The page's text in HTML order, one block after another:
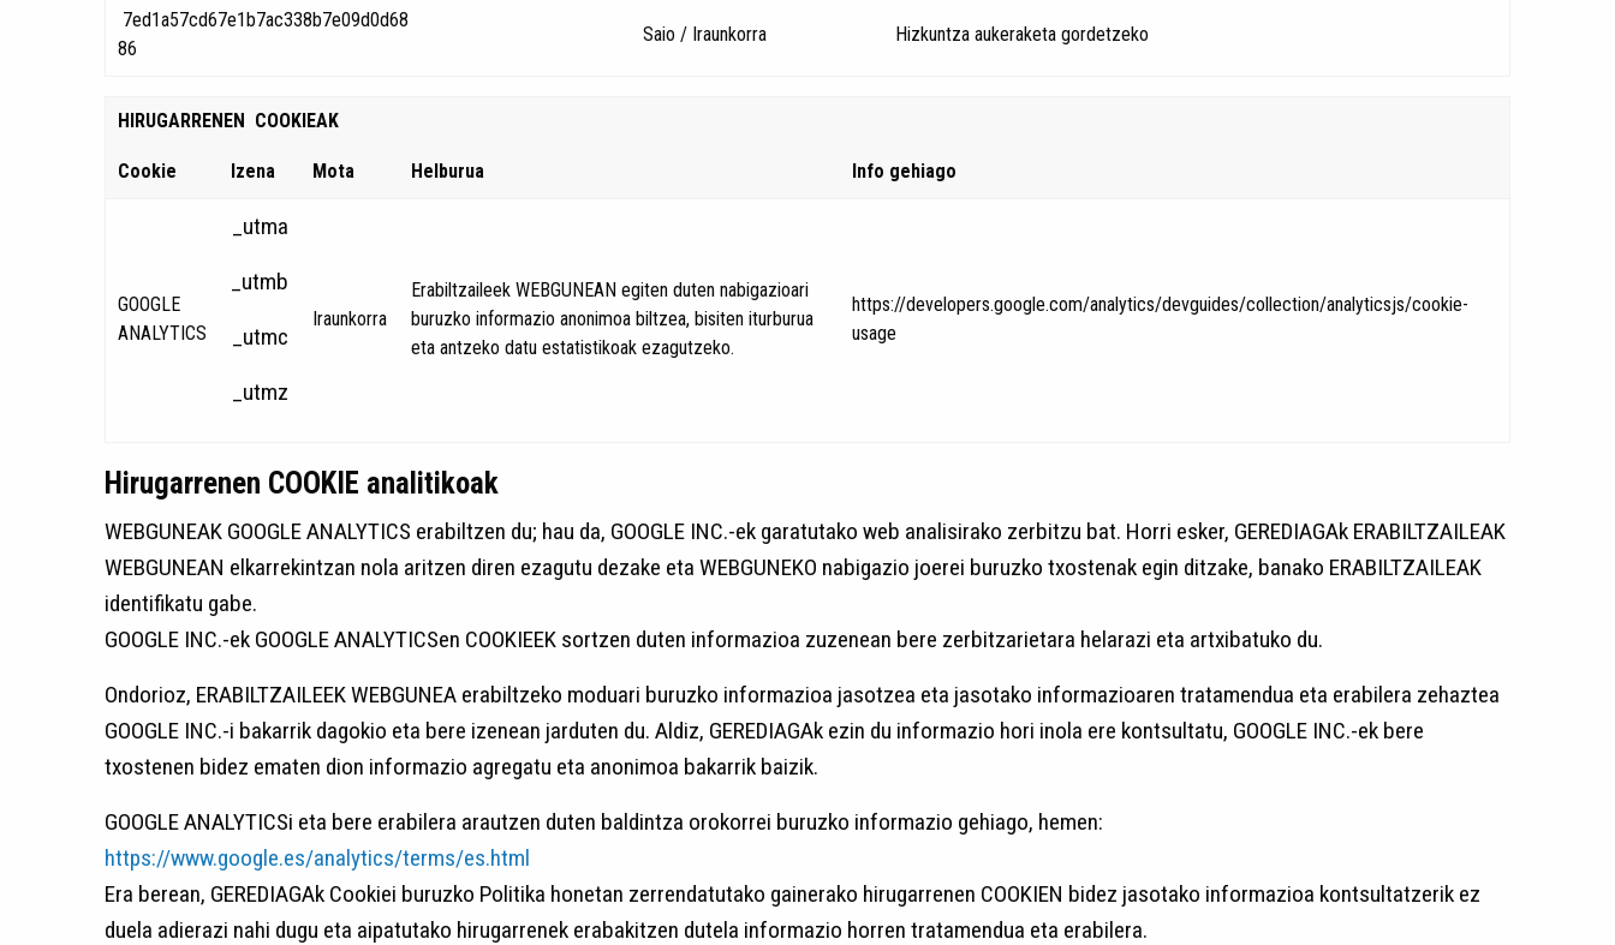
7ed1a57cd67e1b7ac338b7e09d0d68
86
Saio / Iraunkorra Hizkuntza aukeraketa gordetzeko
HIRUGARRENEN COOKIEAK
Cookie Izena Mota Helburua Info gehiago
GOOGLE
ANALYTICS
_utma
_utmb
_utmc
_utmz
Iraunkorra
Erabiltzaileek WEBGUNEAN egiten duten nabigazioari
buruzko informazio anonimoa biltzea, bisiten iturburua
eta antzeko datu estatistikoak ezagutzeko.
https://developers.google.com/analytics/devguides/collection/analyticsjs/cookie-
usage
Hirugarrenen COOKIE analitikoak
WEBGUNEAK GOOGLE ANALYTICS erabiltzen du; hau da, GOOGLE INC.-ek garatutako web analisirako zerbitzu bat. Horri esker, GEREDIAGAk ERABILTZAILEAK
WEBGUNEAN elkarrekintzan nola aritzen diren ezagutu dezake eta WEBGUNEKO nabigazio joerei buruzko txostenak egin ditzake, banako ERABILTZAILEAK
identifikatu gabe.
GOOGLE INC.-ek GOOGLE ANALYTICSen COOKIEEK sortzen duten informazioa zuzenean bere zerbitzarietara helarazi eta artxibatuko du.
Ondorioz, ERABILTZAILEEK WEBGUNEA erabiltzeko moduari buruzko informazioa jasotzea eta jasotako informazioaren tratamendua eta erabilera zehaztea
GOOGLE INC.-i bakarrik dagokio eta bere izenean jarduten du. Aldiz, GEREDIAGAk ezin du informazio hori inola ere kontsultatu, GOOGLE INC.-ek bere
txostenen bidez ematen dion informazio agregatu eta anonimoa bakarrik baizik.
GOOGLE ANALYTICSi eta bere erabilera arautzen duten baldintza orokorrei buruzko informazio gehiago, hemen:
https://www.google.es/analytics/terms/es.html
Era berean, GEREDIAGAk Cookiei buruzko Politika honetan zerrendatutako gainerako hirugarrenen COOKIEN bidez jasotako informazioa kontsultatzerik ez
duela adierazi nahi dugu eta aipatutako hirugarrenek erabakitzen dutela informazio horren tratamendua eta erabilera.